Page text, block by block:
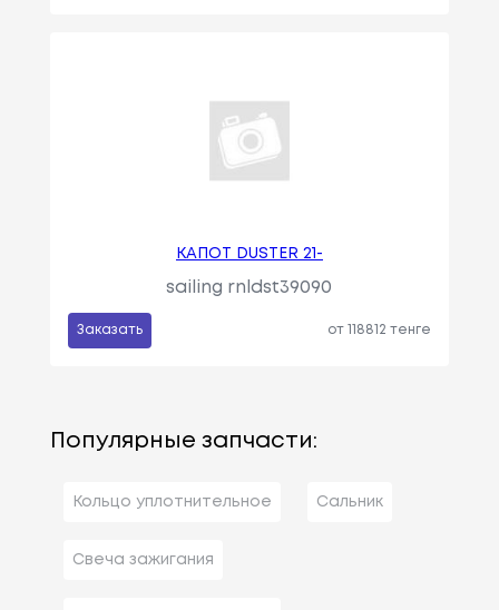
КАПОТ DUSTER 21-
sailing rnldst39090
Заказать от 118812 тенге
Популярные запчасти:
Кольцо уплотнительное Сальник
Свеча зажигания